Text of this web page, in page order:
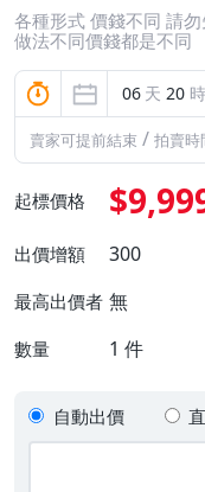
各種形式 價錢不同 請
做法不同價錢都是不同
06 天 20 時
賣家可提前結束 / 拍賣時
起標價格
出價增額 300
最高出價者 無
數量 1 件
自動出價